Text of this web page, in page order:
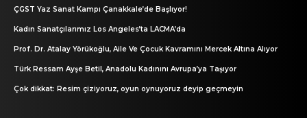
ÇGST Yaz Sanat Kampı Çanakkale’de Başlıyor!
Kadın Sanatçılarımız Los Angeles’ta LACMA’da
Prof. Dr. Atalay Yörükoğlu, Aile Ve Çocuk Kavramını Mercek Altına Alıyor
Türk Ressam Ayşe Betil, Anadolu Kadınını Avrupa’ya Taşıyor
Çok dikkat: Resim çiziyoruz, oyun oynuyoruz deyip geçmeyin